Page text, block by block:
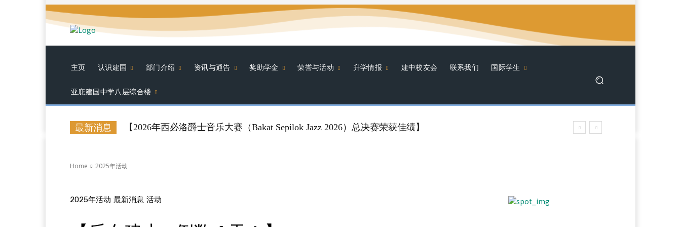
主页 认识建国 部门介绍 资讯与通告 奖助学金 荣誉与活动 升学情报 建中校友会 联系我们 国际学生
亚庇建国中学八层综合楼
最新消息 【2026年西必洛爵士音乐大赛（Bakat Sepilok Jazz 2026）总决赛荣获佳绩】
Home 2025年活动
2025年活动 最新消息 活动